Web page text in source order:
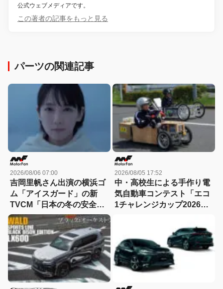
公式ウェブメディアです。
この著者の記事をもっと見る
パーツの関連記事
2026/08/06 07:00
吉岡里帆さん出演の横浜ゴ
ム「アイスガード」の新
TVCM「日本の冬の安全
は、スタッドレスタイヤが
守る。」が8月から放映開
始！
2026/08/05 17:52
中・高校生による手作り電
気自動車コンテスト「エコ
1チャレンジカップ2026」